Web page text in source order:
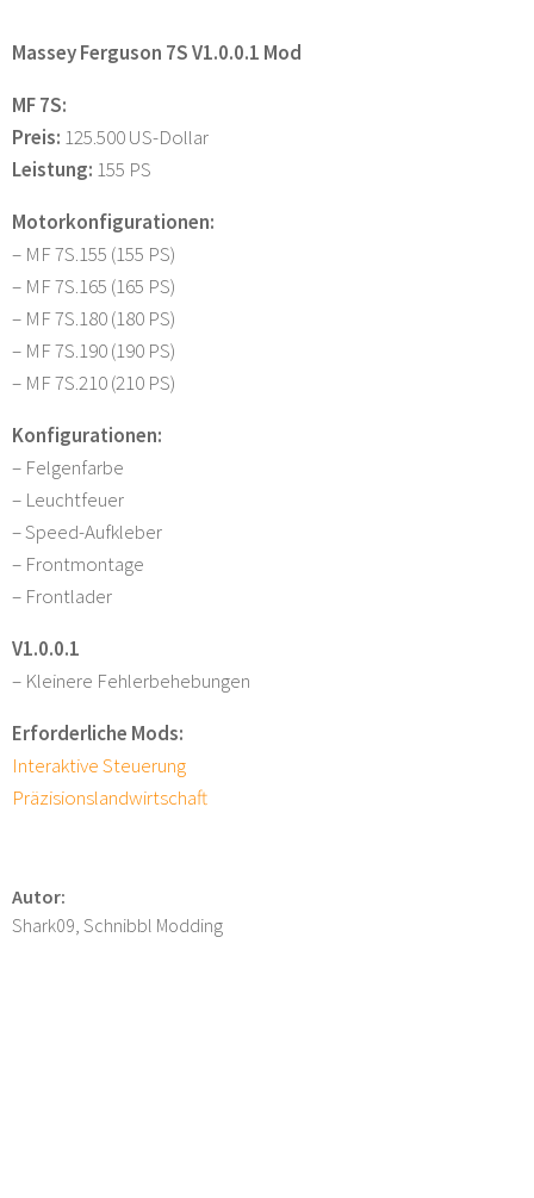
Massey Ferguson 7S V1.0.0.1 Mod
MF 7S:
Preis: 125.500 US-Dollar
Leistung: 155 PS
Motorkonfigurationen:
– MF 7S.155 (155 PS)
– MF 7S.165 (165 PS)
– MF 7S.180 (180 PS)
– MF 7S.190 (190 PS)
– MF 7S.210 (210 PS)
Konfigurationen:
– Felgenfarbe
– Leuchtfeuer
– Speed-Aufkleber
– Frontmontage
– Frontlader
V1.0.0.1
– Kleinere Fehlerbehebungen
Erforderliche Mods:
Interaktive Steuerung
Präzisionslandwirtschaft
Autor:
Shark09, Schnibbl Modding